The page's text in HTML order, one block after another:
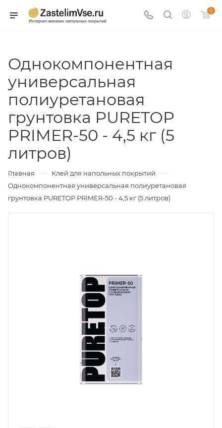
0
Однокомпонентная
универсальная
полиуретановая
грунтовка PURETOP
PRIMER-50 - 4,5 кг (5
литров)
Главная — Клей для напольных покрытий —
Однокомпонентная универсальная полиуретановая
грунтовка PURETOP PRIMER-50 - 4,5 кг (5 литров)